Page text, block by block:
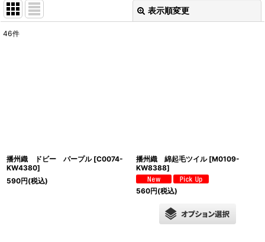
表示順変更
46件
播州織 ドビー パープル [C0074-
KW4380]
590円(税込)
播州織 綿起毛ツイル [M0109-
KW8388]
560円(税込)